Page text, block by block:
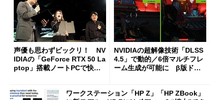
声優も思わずビックリ！ NV
IDIAの「GeForce RTX 50 La
ptop」搭載ノートPCで快適
きの速度に
NVIDIAの超解像技術「DLSS
4.5」で動的／6倍マルチフレ
ーム生成が可能に β版ドラ
ワークステーション「HP Z」「HP ZBook」